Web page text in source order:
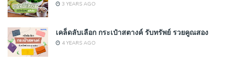
3 YEARS AGO
เคล็ดลับเลือก กระเป๋าสตางค์ รับทรัพย์ รวยคูณสอง
4 YEARS AGO